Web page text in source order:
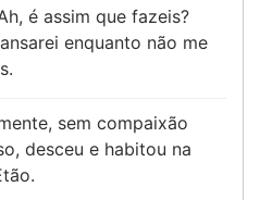
é assim que fazeis?
enquanto não me
sem compaixão
desceu e habitou na